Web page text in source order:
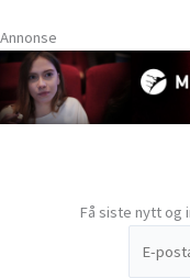
Annonse
Få siste nytt og